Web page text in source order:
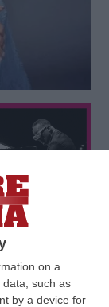
on a
such as
by a device for